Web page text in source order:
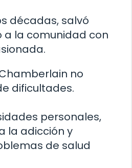
décadas, salvó
a la comunidad con
no
dificultades.
personales,
la adicción y
de salud